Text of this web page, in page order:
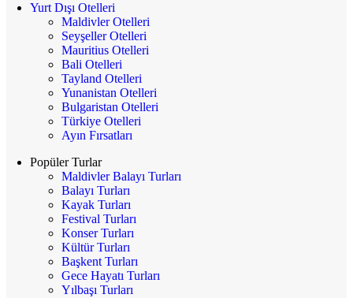
Yurt Dışı Otelleri
Maldivler Otelleri
Seyşeller Otelleri
Mauritius Otelleri
Bali Otelleri
Tayland Otelleri
Yunanistan Otelleri
Bulgaristan Otelleri
Türkiye Otelleri
Ayın Fırsatları
Popüler Turlar
Maldivler Balayı Turları
Balayı Turları
Kayak Turları
Festival Turları
Konser Turları
Kültür Turları
Başkent Turları
Gece Hayatı Turları
Yılbaşı Turları